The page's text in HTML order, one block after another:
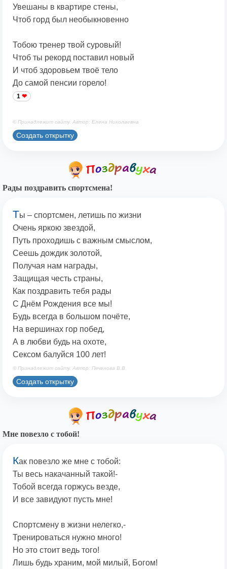
Увешаны в квартире стены,
Чтоб горд был необыкновенно
Тобою тренер твой суровый!
Чтоб ты рекорд поставил новый
И чтоб здоровьем твоё тело
До самой пенсии горело!
1
© Принадлежит сайту. Автор: Елена Николаевна
Создать открытку
Рады поздравить спортсмена!
Ты – спортсмен, летишь по жизни
Очень яркою звездой,
Путь проходишь с важным смыслом,
Сеешь дождик золотой,
Получая нам награды,
Защищая честь страны,
Как поздравить тебя рады
С Днём Рождения все мы!
Будь всегда в большом почёте,
На вершинах гор побед,
А в любви будь на охоте,
Сексом балуйся 100 лет!
© Принадлежит сайту. Автор: Печенова В.В.
Создать открытку
Мне повезло с тобой!
Как повезло же мне с тобой:
Ты весь накачанный такой!-
Тобой всегда горжусь везде,
И все завидуют пусть мне!
Спортсмену в жизни нелегко,-
Тренироваться нужно много!
Но это стоит ведь того!
Лишь будь храним, мой милый, Богом!